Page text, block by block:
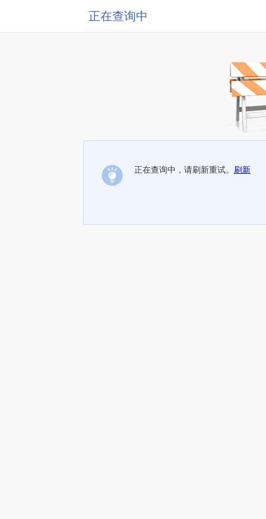
正在查询中
正在查询中，请刷新重试。 刷新